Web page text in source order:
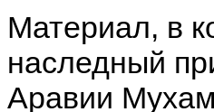
Материал, в
наследный
Аравии